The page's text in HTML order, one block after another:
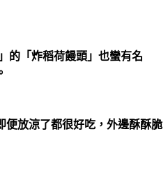
的「炸稻荷饅頭」也蠻有名
便放涼了都很好吃，外邊酥酥脆